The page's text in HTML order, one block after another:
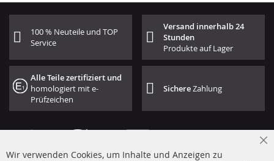
100 % Neuteile und TOP
Service
Versand innerhalb 24
Stunden
Produkte auf Lager
Alle Teile zertifiziert und
homologiert mit e-
Prüfzeichen
SichereZahlung
Wir verwenden Cookies, um Inhalte und Anzeigen zu